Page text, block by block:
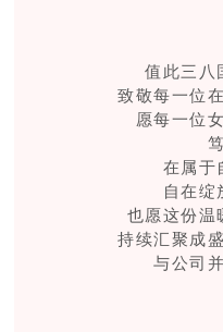
值此三八
致敬每一位
愿每一位
在属于
自在绽
也愿这份温
持续汇聚成
与公司